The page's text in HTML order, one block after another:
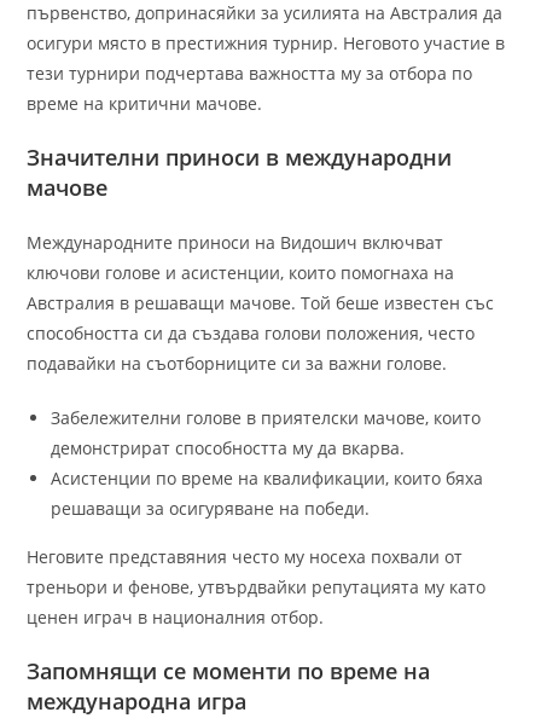
първенство, допринасяйки за усилията на Австралия да
осигури място в престижния турнир. Неговото участие в
тези турнири подчертава важността му за отбора по
време на критични мачове.
Значителни приноси в международни
мачове
Международните приноси на Видошич включват
ключови голове и асистенции, които помогнаха на
Австралия в решаващи мачове. Той беше известен със
способността си да създава голови положения, често
подавайки на съотборниците си за важни голове.
Забележителни голове в приятелски мачове, които
демонстрират способността му да вкарва.
Асистенции по време на квалификации, които бяха
решаващи за осигуряване на победи.
Неговите представяния често му носеха похвали от
треньори и фенове, утвърдвайки репутацията му като
ценен играч в националния отбор.
Запомнящи се моменти по време на
международна игра